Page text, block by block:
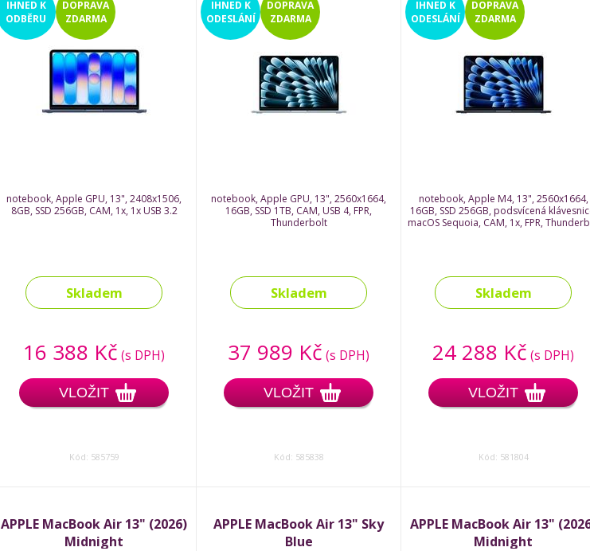
notebook, Apple GPU, 13", 2408x1506,
8GB, SSD 256GB, CAM, 1x, 1x USB 3.2
IHNED K
ODBĚRU
DOPRAVA
ZDARMA
Skladem
16 388 Kč (s DPH)
VLOŽIT
Kód: 585759
notebook, Apple GPU, 13", 2560x1664,
16GB, SSD 1TB, CAM, USB 4, FPR,
Thunderbolt
IHNED K
ODESLÁNÍ
DOPRAVA
ZDARMA
Skladem
37 989 Kč (s DPH)
VLOŽIT
Kód: 585838
notebook, Apple M4, 13", 2560x1664,
16GB, SSD 256GB, podsvícená
macOS Sequoia, CAM, 1x, FPR,
IHNED K
ODESLÁNÍ
DOPRAVA
ZDARMA
Skladem
24 288 Kč (s DPH)
VLOŽIT
Kód: 581804
APPLE MacBook Air 13" (2026)
Midnight
APPLE MacBook Air 13" Sky
Blue
APPLE MacBook Air 13"
Midnight